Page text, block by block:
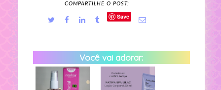
COMPARTILHE O POST:
Save
Você vai adorar: